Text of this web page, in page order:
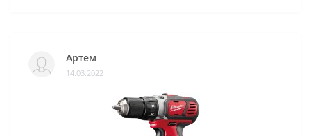
Артем
14.03.2022